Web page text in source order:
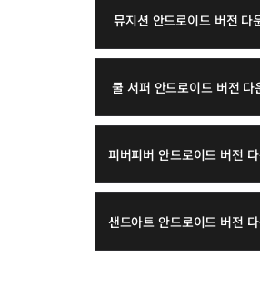
뮤지션 안드로이드 버전 다
쿨 서퍼 안드로이드 버전 다
피버피버 안드로이드 버전
샌드아트 안드로이드 버전